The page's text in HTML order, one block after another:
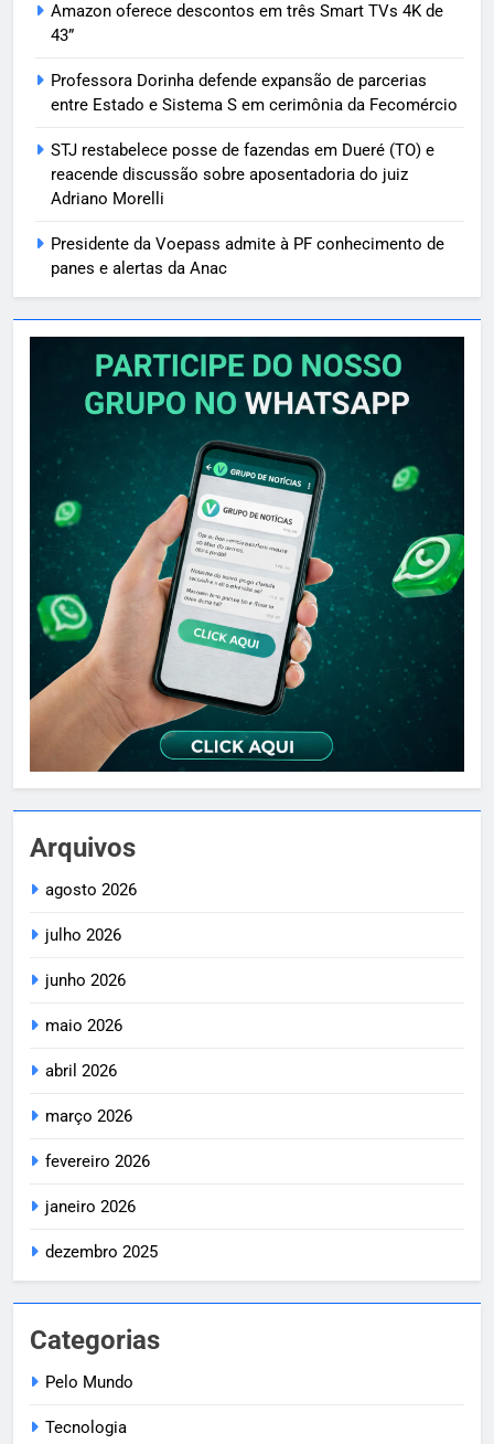
Amazon oferece descontos em três Smart TVs 4K de
43”
Professora Dorinha defende expansão de parcerias
entre Estado e Sistema S em cerimônia da Fecomércio
STJ restabelece posse de fazendas em Dueré (TO) e
reacende discussão sobre aposentadoria do juiz
Adriano Morelli
Presidente da Voepass admite à PF conhecimento de
panes e alertas da Anac
Arquivos
agosto 2026
julho 2026
junho 2026
maio 2026
abril 2026
março 2026
fevereiro 2026
janeiro 2026
dezembro 2025
Categorias
Pelo Mundo
Tecnologia